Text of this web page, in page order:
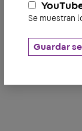
Se muestran
Guardar